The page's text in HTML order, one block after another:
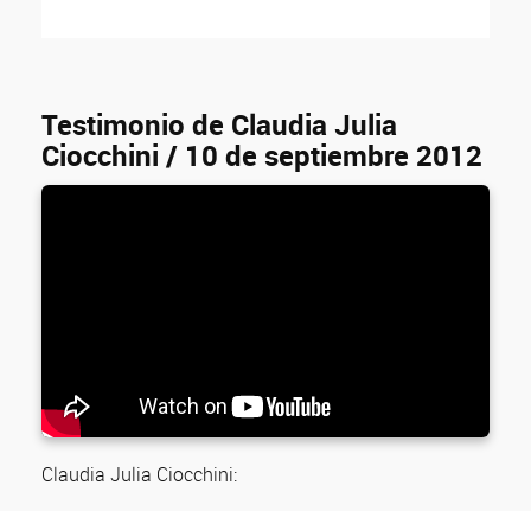
Testimonio de Claudia Julia
Ciocchini / 10 de septiembre 2012
Claudia Julia Ciocchini: